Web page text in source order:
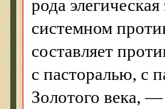
рода
системном
составляет
с пасторалью, с
Золотого века,